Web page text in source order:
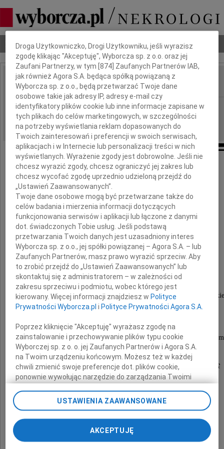
Nekrologi Odeszli Poradnik pogrzebowy
IMIĘ I NAZWISKO:
REGION: Warszawa
DATA EMISJI: 22.09.2009
Dnia 18 września 2009 roku
prof. dr hab.
Barbara Skarga
Była doktorem rzeczywistym i honorowym
Wydziału Filozoficznego Uniwersytetu
profesorem Polskiej Akademii Nauk,
wybitnym historykiem filozofii,
uznanym autorytetem intelektualnym i
Kultura polska poniosła niepowetowaną stratę
Dziekan, pracownicy i studenci
Wydziału Filozofii i Socjologii
Uniwersytetu Warszawskiego
Dbamy o Twoją prywatność
Droga Użytkowniczko, Drogi Użytkowniku, jeśli wyrazisz
zgodę klikając "Akceptuję", Wyborcza sp. z o.o. oraz jej
Zaufani Partnerzy, w tym [874] Zaufanych Partnerów IAB,
jak również Agora S.A. będąca spółką powiązaną z
Wyborcza sp. z o.o., będą przetwarzać Twoje dane
osobowe takie jak adresy IP, adresy e-mail czy
identyfikatory plików cookie lub inne informacje zapisane w
tych plikach do celów marketingowych, w szczególności
na potrzeby wyświetlania reklam dopasowanych do
Twoich zainteresowań i preferencji w swoich serwisach,
aplikacjach i w Internecie lub personalizacji treści w nich
wyświetlanych. Wyrażenie zgody jest dobrowolne. Jeśli nie
chcesz wyrazić zgody, chcesz ograniczyć jej zakres lub
chcesz wycofać zgodę uprzednio udzieloną przejdź do
„Ustawień Zaawansowanych”.
Twoje dane osobowe mogą być przetwarzane także do
celów badania i mierzenia informacji dotyczących
funkcjonowania serwisów i aplikacji lub łączone z danymi
dot. świadczonych Tobie usług. Jeśli podstawą
przetwarzania Twoich danych jest uzasadniony interes
Wyborcza sp. z o.o., jej spółki powiązanej – Agora S.A. – lub
Zaufanych Partnerów, masz prawo wyrazić sprzeciw. Aby
to zrobić przejdź do „Ustawień Zaawansowanych” lub
skontaktuj się z administratorem – w zależności od
zakresu sprzeciwu i podmiotu, wobec którego jest
kierowany. Więcej informacji znajdziesz wPolityce
Prywatności Wyborcza.pl iPolityce Prywatności Agora S.A.
Poprzez kliknięcie "Akceptuję" wyrażasz zgodę na
zainstalowanie i przechowywanie plików typu cookie
Wyborczej sp. z o. o. jej Zaufanych Partnerów i Agora S.A.
na Twoim urządzeniu końcowym. Możesz też w każdej
chwili zmienić swoje preferencje dot. plików cookie,
ponownie wywołując narzędzie do zarządzania Twoimi
odnośnik „Ustawienia prywatności” w stopce serwisu i
przechodząc do sekcji „Ustawienia zaawansowane”.
Zmiana ustawień plików cookie możliwa jest także za
pomocą ustawień przeglądarki.
USTAWIENIA ZAAWANSOWANE
AKCEPTUJĘ